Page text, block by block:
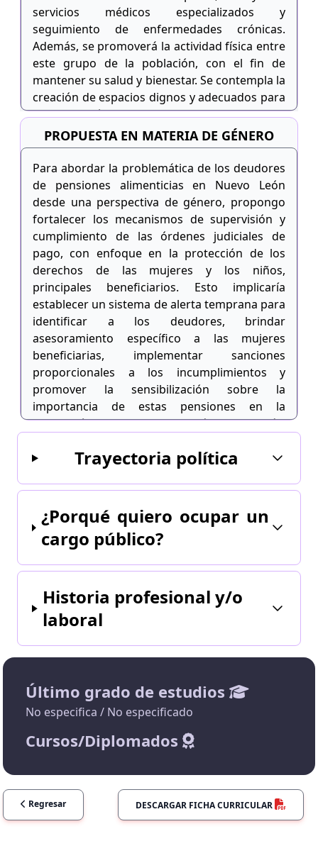
servicios médicos especializados y
seguimiento de enfermedades crónicas.
Además, se promoverá la actividad física entre
este grupo de la población, con el fin de
mantener su salud y bienestar. Se contempla la
creación de espacios dignos y adecuados para
la realización de actividades recreativas y
físicas que contribuyan a mejorar su calidad
de vida. El programa comenzará con el
establecimiento de centros de atención
integral en comunidades seleccionadas en el
primer año, con la meta de ampliar la
cobertura a más áreas en los siguientes dos
años. La evaluación periódica del programa
permitirá realizar ajustes y mejoras conforme
a las necesidades y retroalimentación de los
beneficiarios.
PROPUESTA EN MATERIA DE GÉNERO
Para abordar la problemática de los deudores
de pensiones alimenticias en Nuevo León
desde una perspectiva de género, propongo
fortalecer los mecanismos de supervisión y
cumplimiento de las órdenes judiciales de
pago, con enfoque en la protección de los
derechos de las mujeres y los niños,
principales beneficiarios. Esto implicaría
establecer un sistema de alerta temprana para
identificar a los deudores, brindar
asesoramiento específico a las mujeres
beneficiarias, implementar sanciones
proporcionales a los incumplimientos y
promover la sensibilización sobre la
importancia de estas pensiones en la
prevención de la violencia de género. Además,
y se promovería la participación de
seguimiento de los casos. Esta propuesta
busca garantizar la igualdad de género y la
protección de los derechos de mujeres y niños
en el contexto de las pensiones alimenticias.
Trayectoria política
¿Porqué quiero ocupar un
cargo público?
Historia profesional y/o
laboral
Último grado de estudios
No especifica / No especificado
Cursos/Diplomados
Regresar DESCARGAR FICHA CURRICULAR